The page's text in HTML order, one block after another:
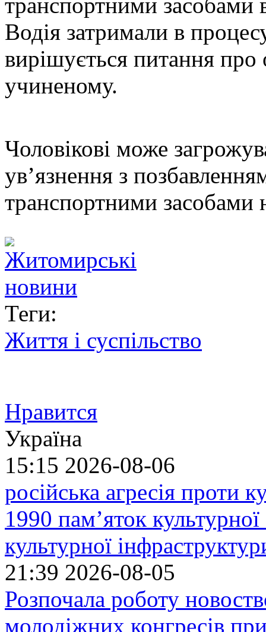
Водія затримали в
вирішується питання
учиненому.
Чоловікові може
ув’язнення з
транспортними засобами
Теги:
Життя і суспільство
Нравится
Україна
15:15 2026-08-06
російська агресія проти
1990 пам’яток
культурної
21:39 2026-08-05
Розпочала роботу
молодіжних конгресів